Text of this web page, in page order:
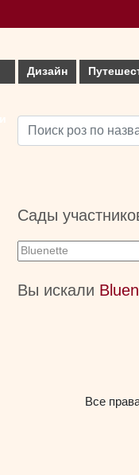
Дизайн
Сады
Вы искали
Все